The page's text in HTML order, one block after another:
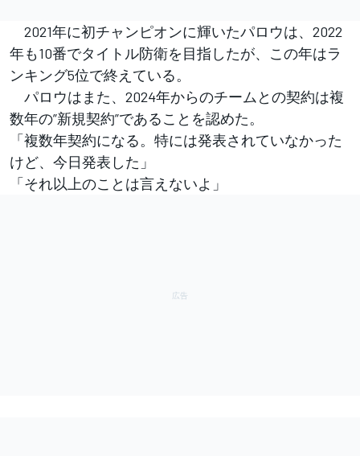
2021年に初チャンピオンに輝いたパロウは、2022
年も10番でタイトル防衛を目指したが、この年はラ
ンキング5位で終えている。
パロウはまた、2024年からのチームとの契約は複
数年の”新規契約”であることを認めた。
「複数年契約になる。特には発表されていなかった
けど、今日発表した」
「それ以上のことは言えないよ」